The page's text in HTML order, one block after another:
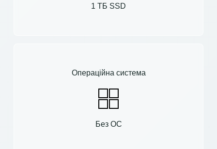
1 ТБ SSD
Операційна система
Без ОС